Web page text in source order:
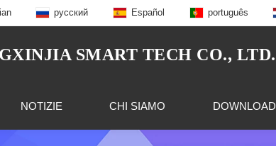
русский Español português
SMART TECH CO., LTD.
NOTIZIE CHI SIAMO DOWNLOAD